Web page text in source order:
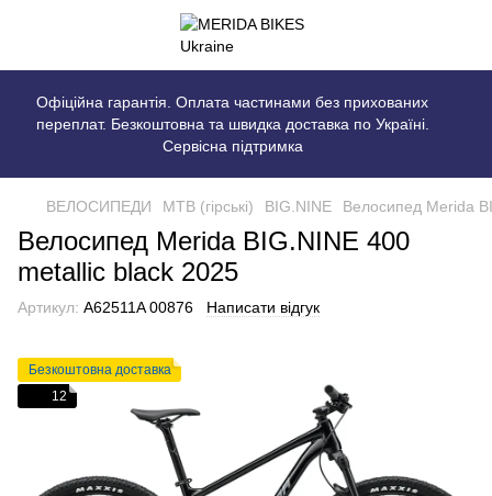
Офіційна гарантія. Оплата частинами без прихованих
переплат. Безкоштовна та швидка доставка по Україні.
Сервісна підтримка
ВЕЛОСИПЕДИ MTB (гірські) BIG.NINE Велосипед Merida
Велосипед Merida BIG.NINE 400
metallic black 2025
Артикул: A62511A 00876 Написати відгук
Безкоштовна доставка
12